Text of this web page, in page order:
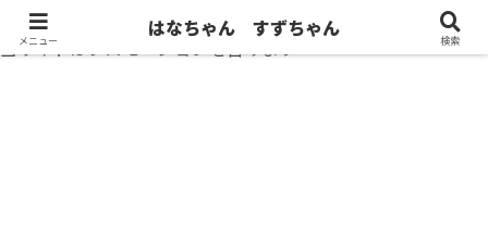
当サイトはプロモーションを含みます
メニュー
はなちゃん すずちゃん
検索